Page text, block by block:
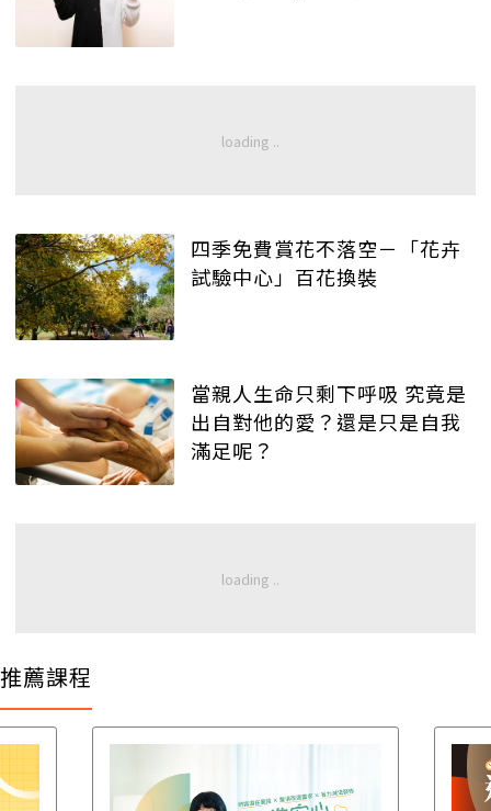
四季免費賞花不落空－「花卉
試驗中心」百花換裝
當親人生命只剩下呼吸 究竟是
出自對他的愛？還是只是自我
滿足呢？
推薦課程